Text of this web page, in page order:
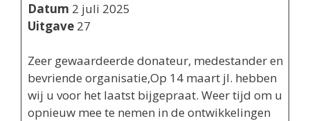
Datum 2 juli 2025
Uitgave27
Zeer gewaardeerde donateur, medestander en
bevriende organisatie,Op 14 maart jl. hebben
wij u voor het laatst bijgepraat. Weer tijd om u
opnieuw mee te nemen in de ontwikkelingen